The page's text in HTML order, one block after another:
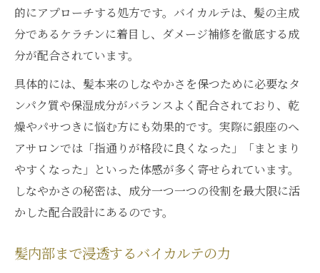
的にアプローチする処方です。バイカルテは、髪の主成
分であるケラチンに着目し、ダメージ補修を徹底する成
分が配合されています。
具体的には、髪本来のしなやかさを保つために必要なタ
ンパク質や保湿成分がバランスよく配合されており、乾
燥やパサつきに悩む方にも効果的です。実際に銀座のヘ
アサロンでは「指通りが格段に良くなった」「まとまり
やすくなった」といった体感が多く寄せられています。
しなやかさの秘密は、成分一つ一つの役割を最大限に活
かした配合設計にあるのです。
髪内部まで浸透するバイカルテの力